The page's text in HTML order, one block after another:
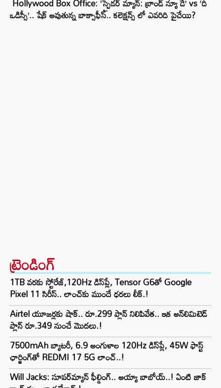
ఒడిస్సీ’.. షేక్ అవుతున్న బాక్సాఫీస్.. కలెక్షన్స్ లో ఎవరిది పైచేయి?
ట్రెండింగ్‌
1TB వరకు స్టోరేజ్,120Hz డిస్‌ప్లే, Tensor G6తో Google
Pixel 11 సిరీస్.. లాంచ్⁭కు ముందే ధరలు లీక్.!
Airtel యూజర్లకు షాక్.. రూ.299 ప్లాన్ నిలిపివేత.. ఇక అన్‌లిమిటెడ్
ప్లాన్ రూ.349 నుంచే మొదలు.!
7500mAh బ్యాటరీ, 6.9 అంగుళాల 120Hz డిస్‌ప్లే, 45W ఫాస్ట్
ఛార్జింగ్‌తో REDMI 17 5G లాంచ్..!
Will Jacks: సూపర్‌మ్యాన్ ఫీల్డింగ్.. అయ్యా బాబోయ్..! ఏంటి జాక్